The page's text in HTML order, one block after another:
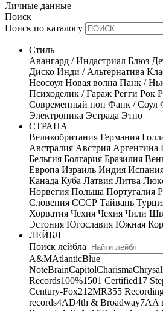
Личные данные
Поиск
Поиск по каталогу
Стиль
Авангард / Индастриал Блюз
Диско Инди / Альтернатива
Неосоул Новая волна Панк /
Психоделик / Гараж Регги Рок
Современный поп Фанк / Соул
Электроника Эстрада Этно
СТРАНА
Великобритания Германия
Австралия Австрия Аргентина
Бельгия Болгария Бразилия
Европа Израиль Индия
Канада Куба Латвия Литва
Норвегия Польша Португалия
Словения СССР Тайвань
Хорватия Чехия Чехия Чили
Эстония Югославия Южная
ЛЕЙБЛ
Поиск лейбла
A&MAtlanticBlue
NoteBrainCapitolCharisma
Records100%1501 Certified17
Century-Fox21 2MR355
records4AD4th & Broadway7AA